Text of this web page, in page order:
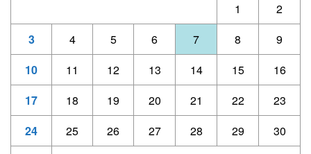
1
2
3
4 5 6 7 8
9
10
11 12 13 14 15
16
17
18 19 20 21 22
23
24
25 26 27 28 29
30